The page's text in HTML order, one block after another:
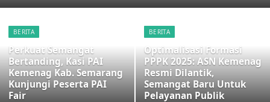
BERITA
Perkuat Semangat
Bertanding, Kasi PAI
Kemenag Kab. Semarang
Kunjungi Peserta PAI
Fair
BERITA
Optimalisasi Formasi
PPPK 2025: ASN Kemenag
Resmi Dilantik,
Semangat Baru Untuk
Pelayanan Publik